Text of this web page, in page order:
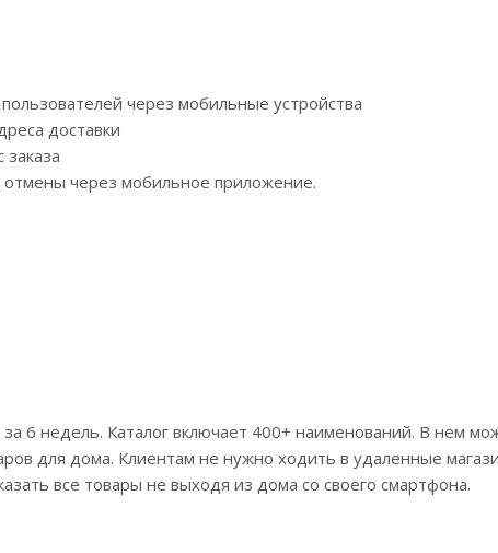
через мобильные устройства
доставки
отмены через мобильное приложение.
6 недель. Каталог включает 400+ наименований. В нем
для дома. Клиентам не нужно ходить в удаленные
все товары не выходя из дома со своего смартфона.